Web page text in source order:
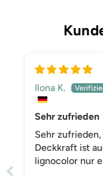
Ilona K.
Sehr zufrieden
Sehr
Deckkraft ist auch super.
lignocolor nur